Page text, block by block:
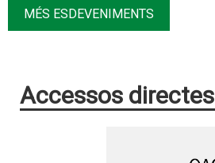
MÉS ESDEVENIMENTS
Accessos directes